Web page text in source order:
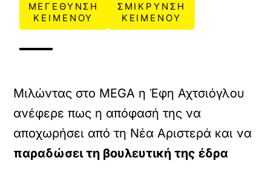
ΜΕΓΕΘΥΝΣΗ
ΚΕΙΜΕΝΟΥ
ΣΜΙΚΡΥΝΣΗ
ΚΕΙΜΕΝΟΥ
Μιλώντας στο MEGA η Έφη Αχτσιόγλου
ανέφερε πως η απόφασή της να
αποχωρήσει από τη Νέα Αριστερά και να
παραδώσει τη βουλευτική της έδρα